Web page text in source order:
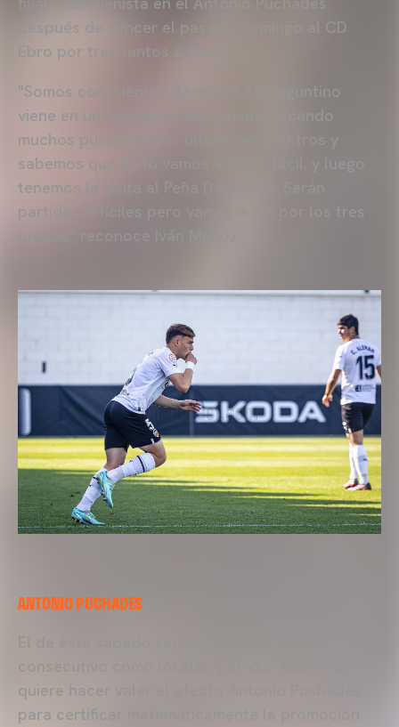
después de vencer el pasado domingo al CD
Ebro por tres tantos a dos.
"Somos conscientes de que el At. Saguntino
viene en una dinámica muy buena, sacando
muchos puntos en los últimos encuentros y
sabemos que no lo vamos a tener fácil, y luego
tenemos la visita al Peña Deportiva. Serán
partidos difíciles pero vamos a ir a por los tres
puntos" reconoce Iván Muñoz.
ANTONIO PUCHADES
consecutivo como locales y el VCF Mestalla
quiere hacer valer el efecto Antonio Puchades
para certificar matemáticamente la promoción